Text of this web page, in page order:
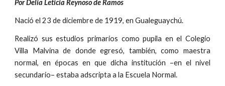
Por Delia Leticia Reynoso de Ramos
Nació el 23 de diciembre de 1919, en Gualeguaychú.
Realizó sus estudios primarios como pupila en el Colegio
Villa Malvina de donde egresó, también, como maestra
normal, en épocas en que dicha institución –en el nivel
secundario– estaba adscripta a la Escuela Normal.